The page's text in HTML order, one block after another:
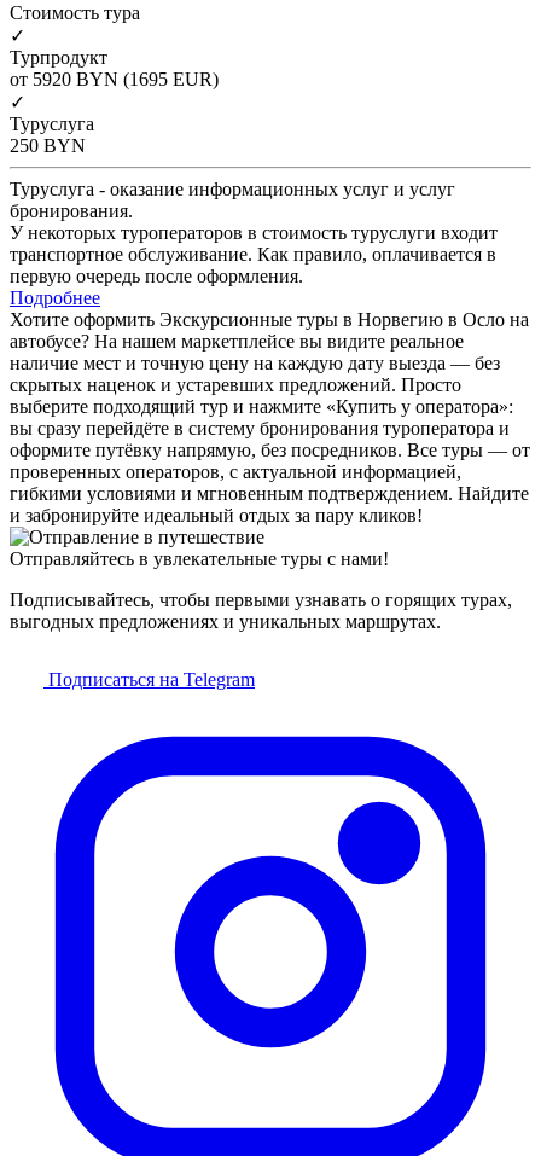
Cтоимость тура
✓
Турпродукт
от 5920 BYN (1695 EUR)
✓
Туруслуга
250 BYN
Туруслуга - оказание информационных услуг и услуг
бронирования.
У некоторых туроператоров в стоимость туруслуги входит
транспортное обслуживание. Как правило, оплачивается в
первую очередь после оформления.
Подробнее
Хотите оформить Экскурсионные туры в Норвегию в Осло на
автобусе? На нашем маркетплейсе вы видите реальное
наличие мест и точную цену на каждую дату выезда — без
скрытых наценок и устаревших предложений. Просто
выберите подходящий тур и нажмите «Купить у оператора»:
вы сразу перейдёте в систему бронирования туроператора и
оформите путёвку напрямую, без посредников. Все туры — от
проверенных операторов, с актуальной информацией,
гибкими условиями и мгновенным подтверждением. Найдите
и забронируйте идеальный отдых за пару кликов!
Отправляйтесь в увлекательные туры с нами!
Подписывайтесь, чтобы первыми узнавать о горящих турах,
выгодных предложениях и уникальных маршрутах.
Подписаться на Telegram